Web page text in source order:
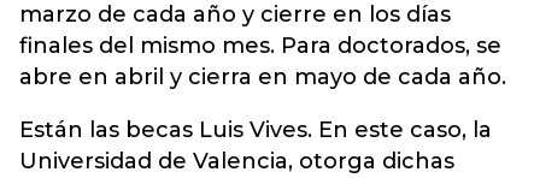
marzo de cada año y cierre en los días
finales del mismo mes. Para doctorados, se
abre en abril y cierra en mayo de cada año.
Están las becas Luis Vives. En este caso, la
Universidad de Valencia, otorga dichas